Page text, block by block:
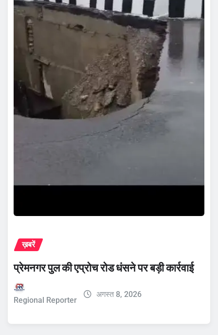
ख़बरें
प्रेमनगर पुल की एप्रोच रोड धंसने पर बड़ी कार्रवाई
Regional Reporter
अगस्त 8, 2026